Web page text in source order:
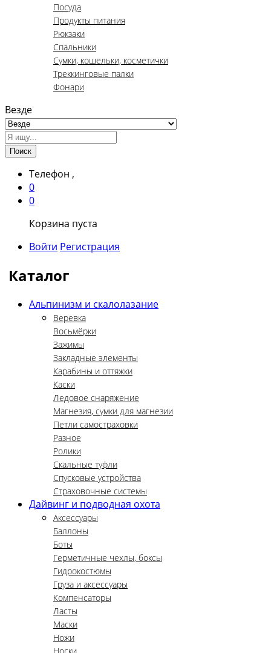
Посуда
Продукты питания
Рюкзаки
Спальники
Сумки, кошельки, косметички
Треккинговые палки
Фонари
Везде
Поиск
Телефон ,
0
0
Корзина пуста
Войти Регистрация
Каталог
Альпинизм и скалолазание
Веревка
Восьмёрки
Зажимы
Закладные элементы
Карабины и оттяжки
Каски
Ледовое снаряжение
Магнезия, сумки для магнезии
Петли самостраховки
Разное
Ролики
Скальные туфли
Спусковые устройства
Страховочные системы
Дайвинг и подводная охота
Аксессуары
Баллоны
Боты
Герметичные чехлы, боксы
Гидрокостюмы
Груза и аксессуары
Компенсаторы
Ласты
Маски
Ножи
Носки